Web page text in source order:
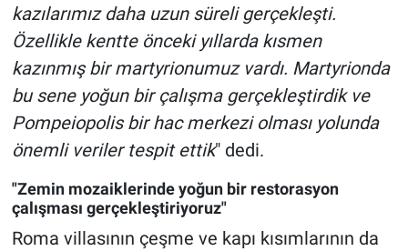
kazılarımız daha uzun süreli gerçekleşti.
Özellikle kentte önceki yıllarda kısmen
kazınmış bir martyrionumuz vardı. Martyrionda
bu sene yoğun bir çalışma gerçekleştirdik ve
Pompeiopolis bir hac merkezi olması yolunda
önemli veriler tespit ettik" dedi.
"Zemin mozaiklerinde yoğun bir restorasyon
çalışması gerçekleştiriyoruz"
Roma villasının çeşme ve kapı kısımlarının da